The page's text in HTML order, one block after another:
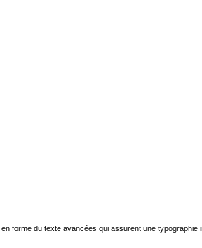
du texte avancées qui assurent une